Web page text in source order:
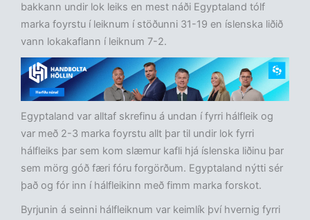
bakkann undir lok leiks en mest náði Egyptaland tólf
marka foyrstu í leiknum í stöðunni 31-19 en íslenska liðið
vann lokakaflann í leiknum 7-2.
Egyptaland var alltaf skrefinu á undan í fyrri hálfleik og
var með 2-3 marka foyrstu allt þar til undir lok fyrri
hálfleiks þar sem kom slæmur kafli hjá íslenska liðinu þar
sem mörg góð færi fóru forgörðum. Egyptaland nýtti sér
það og fór inn í hálfleikinn með fimm marka forskot.
Byrjunin á seinni hálfleiknum var keimlík því hvernig fyrri